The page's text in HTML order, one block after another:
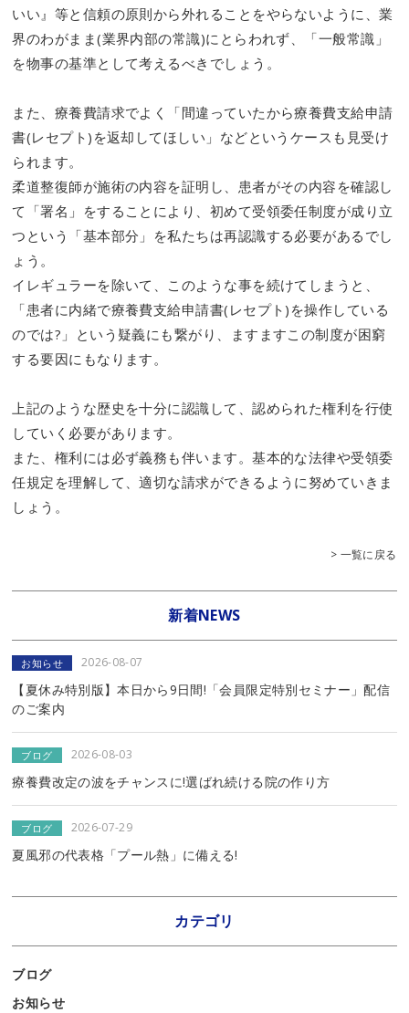
いい』等と信頼の原則から外れることをやらないように、業
界のわがまま(業界内部の常識)にとらわれず、「一般常識」
を物事の基準として考えるべきでしょう。
また、療養費請求でよく「間違っていたから療養費支給申請
書(レセプト)を返却してほしい」などというケースも見受け
られます。
柔道整復師が施術の内容を証明し、患者がその内容を確認し
て「署名」をすることにより、初めて受領委任制度が成り立
つという「基本部分」を私たちは再認識する必要があるでし
ょう。
イレギュラーを除いて、このような事を続けてしまうと、
「患者に内緒で療養費支給申請書(レセプト)を操作している
のでは?」という疑義にも繋がり、ますますこの制度が困窮
する要因にもなります。
上記のような歴史を十分に認識して、認められた権利を行使
していく必要があります。
また、権利には必ず義務も伴います。基本的な法律や受領委
任規定を理解して、適切な請求ができるように努めていきま
しょう。
> 一覧に戻る
新着NEWS
お知らせ 2026-08-07
【夏休み特別版】本日から9日間!「会員限定特別セミナー」配信
のご案内
ブログ 2026-08-03
療養費改定の波をチャンスに!選ばれ続ける院の作り方
ブログ 2026-07-29
夏風邪の代表格「プール熱」に備える!
カテゴリ
ブログ
お知らせ